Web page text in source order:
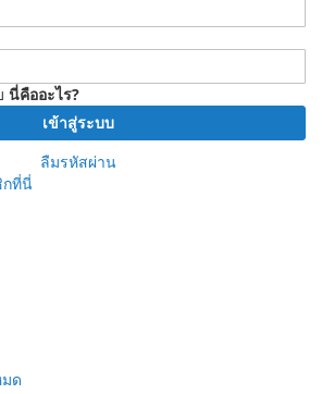
นี่คืออะไร?
เข้าสู่ระบบ
ลืมรหัสผ่าน
กที่นี่
ด